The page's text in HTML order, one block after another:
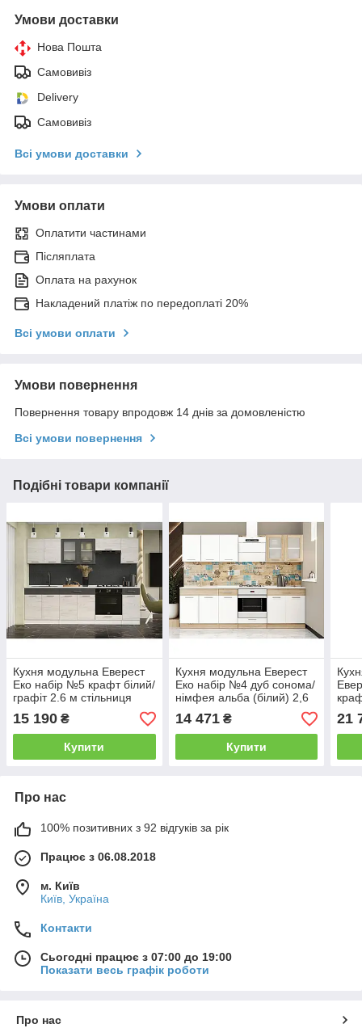
Умови доставки
Нова Пошта
Самовивіз
Delivery
Самовивіз
Всі умови доставки
Умови оплати
Оплатити частинами
Післяплата
Оплата на рахунок
Накладений платіж по передоплаті 20%
Всі умови оплати
Умови повернення
Повернення товару впродовж 14 днів за домовленістю
Всі умови повернення
Подібні товари компанії
Кухня модульна Еверест
Еко набір №5 крафт білий/
графіт 2.6 м стільниця
Скай (DTM-071064)
15 190 ₴
Купити
Кухня модульна Еверест
Еко набір №4 дуб сонома/
німфея альба (білий) 2,6
м стільниця Скай (DTM-
071062)
14 471₴
Купити
21
Про нас
100% позитивних з 92 відгуків за рік
Працює з 06.08.2018
м. Київ
Київ, Україна
Контакти
Сьогодні працює з 07:00 до 19:00
Показати весь графік роботи
Про нас